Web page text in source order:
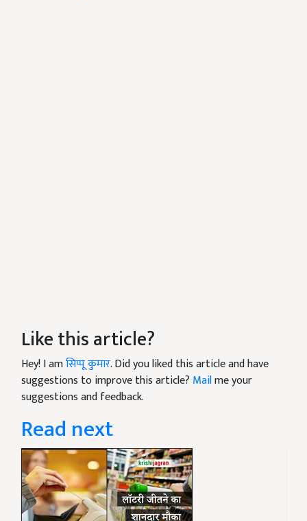
Like this article?
Hey! I amसिप्पू कुमार. Did you liked this article and have
suggestions to improve this article? Mailme your
suggestions and feedback.
Read next